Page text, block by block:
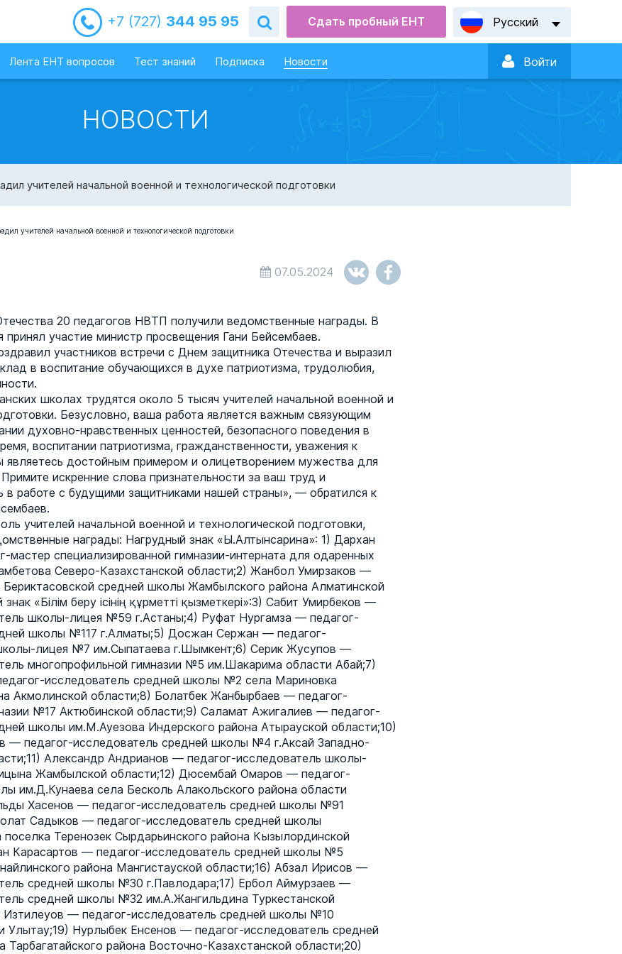
+7 (727) 344 95 95 Сдать пробный ЕНТ Русский
Лента ЕНТ вопросов Тест знаний Подписка Новости  Войти
НОВОСТИ
учителей начальной военной и технологической подготовки
07.05.2024
20 педагогов НВТП получили ведомственные награды. В
принял участие министр просвещения Гани Бейсембаев.
участников встречи с Днем защитника Отечества и выразил
в воспитание обучающихся в духе патриотизма, трудолюбия,
школах трудятся около 5 тысяч учителей начальной военной и
Безусловно, ваша работа является важным связующим
духовно-нравственных ценностей, безопасного поведения в
воспитании патриотизма, гражданственности, уважения к
являетесь достойным примером и олицетворением мужества для
искренние слова признательности за ваш труд и
в работе с будущими защитниками нашей страны», — обратился к
учителей начальной военной и технологической подготовки,
награды: Нагрудный знак «Ы.Алтынсарина»: 1) Дархан
мастер специализированной гимназии-интерната для одаренных
Северо-Казахстанской области;2) Жанбол Умирзаков —
средней школы Жамбылского района Алматинской
«Білім беру ісінің құрметті қызметкері»:3) Сабит Умирбеков —
школы-лицея №59 г.Астаны;4) Руфат Нургамза — педагог-
школы №117 г.Алматы;5) Досжан Сержан — педагог-
лицея №7 им.Сыпатаева г.Шымкент;6) Серик Жусупов —
многопрофильной гимназии №5 им.Шакарима области Абай;7)
исследователь средней школы №2 села Мариновка
Акмолинской области;8) Болатбек Жанбырбаев — педагог-
№17 Актюбинской области;9) Саламат Ажигалиев — педагог-
школы им.М.Ауезова Индерского района Атырауской области;10)
— педагог-исследователь средней школы №4 г.Аксай Западно-
Александр Андрианов — педагог-исследователь школы-
Жамбылской области;12) Дюсембай Омаров — педагог-
им.Д.Кунаева села Бесколь Алакольского района области
Хасенов — педагог-исследователь средней школы №91
Садыков — педагог-исследователь средней школы
поселка Теренозек Сырдарьинского района Кызылординской
Карасартов — педагог-исследователь средней школы №5
района Мангистауской области;16) Абзал Ирисов —
средней школы №30 г.Павлодара;17) Ербол Аймурзаев —
средней школы №32 им.А.Жангильдина Туркестанской
Изтилеуов — педагог-исследователь средней школы №10
Улытау;19) Нурлыбек Енсенов — педагог-исследователь средней
района Восточно-Казахстанской области;20)